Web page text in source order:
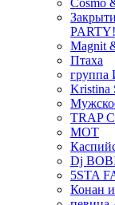
Cosmo
PARTY!
Magnit
Птаха
группа
Kristina
TRAP
МОТ
Dj
5STA
Конан